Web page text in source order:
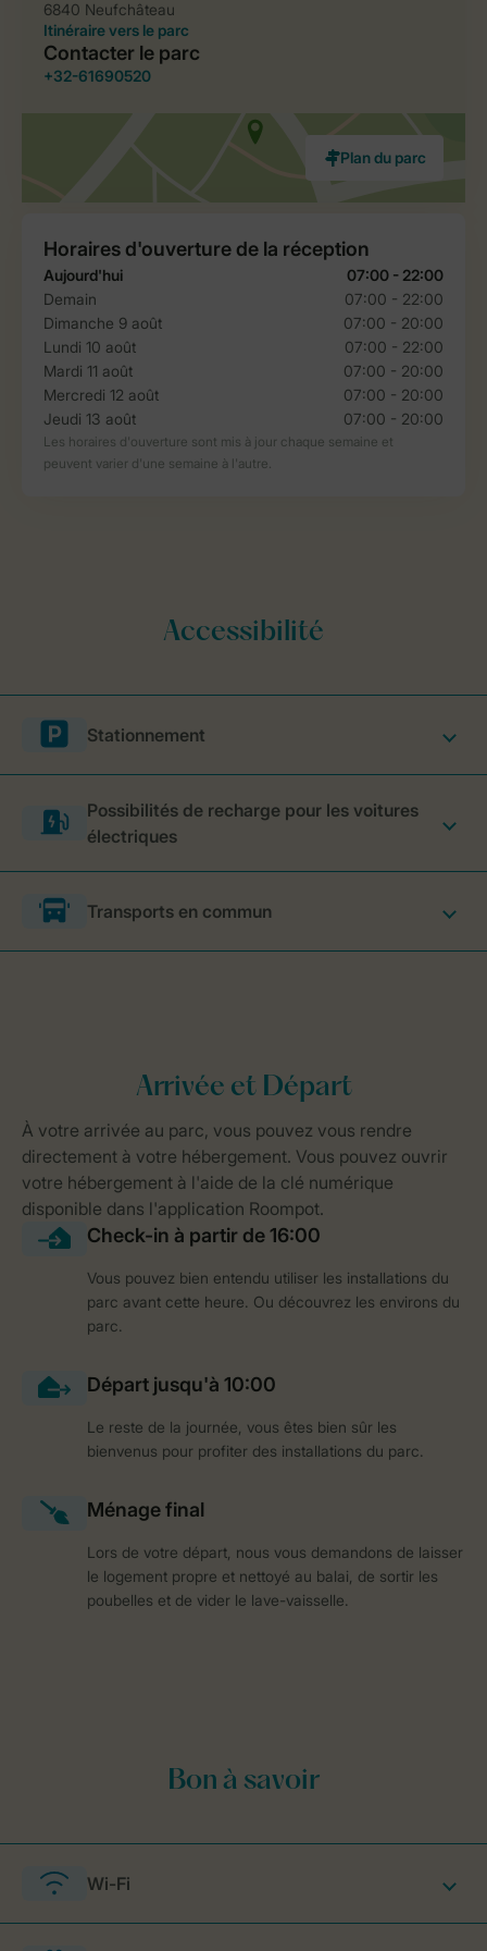
Stationnement
Possibilités de recharge pour les voitures
électriques
Transports en commun
Vous pouvez bien entendu utiliser les installations du
parc avant cette heure. Ou découvrez les environs du
parc.
Le reste de la journée, vous êtes bien sûr les
bienvenus pour profiter des installations du parc.
Lors de votre départ, nous vous demandons de laisser
le logement propre et nettoyé au balai, de sortir les
poubelles et de vider le lave-vaisselle.
Wi-Fi